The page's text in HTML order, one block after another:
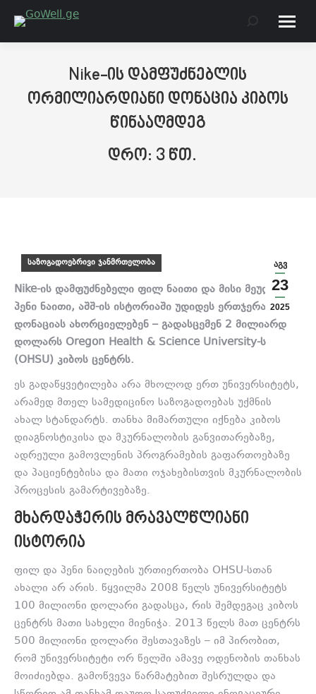
Search:
Nike-ის დამფუძნებლის
ორმილიარდიანი დონაცია კიბოს
წინააღმდეგ
აგვ
23
2025
საზოგადოებრივი ჯანმრთელობა
Nike-ის დამფუძნებელი ფილ ნაითი და მისი მეუღლე,
პენი ნაითი, აშშ-ის ისტორიაში უდიდეს ერთჯერად
დონაციას ახორციელებენ – გადასცემენ 2 მილიარდ
დოლარს Oregon Health & Science University-ს
(OHSU) კიბოს ცენტრს.
ეს გადაწყვეტილება არა მხოლოდ ერთ უნივერსიტეტს,
არამედ მთელ სამედიცინო საზოგადოებას უქმნის
ახალ სტანდარტს. თანხა მიმართული იქნება კიბოს
დიაგნოსტიკისა და მკურნალობის განვითარებაზე,
ადრეული გამოვლენის პროგრამების გაფართოებაზე
და პაციენტებისა და მათი ოჯახებისთვის მკურნალობის
პროცესის გამარტივებაზე.
ᲛᲮᲐᲠᲓᲐᲭᲔᲠᲘᲡ ᲛᲠᲐᲕᲐᲚᲬᲚᲘᲐᲜᲘ
ᲘᲡᲢᲝᲠᲘᲐ
ფილ და პენი ნაიღების ურთიერთობა OHSU-სთან
ახალი არ არის. წყვილმა 2008 წელს უნივერსიტეტს
100 მილიონი დოლარი გადასცა, რის შემდეგაც კიბოს
ცენტრს მათი სახელი მიენიჭა. 2013 წელს მათ ცენტრს
500 მილიონი დოლარი შესთავაზეს – იმ პირობით,
რომ უნივერსიტეტი ორ წელში ამავე ოდენობის თანხას
მოიძიებდა. გამოწვევა წარმატებით შესრულდა და